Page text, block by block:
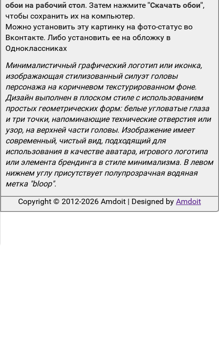
обои на рабочий стол. Затем нажмите "Скачать обои",
чтобы сохранить их на компьютер.
Можно установить эту картинку на фото-статус во
Вконтакте. Либо установить ее на обложку в
Одноклассниках
Минималистичный графический логотип или иконка,
изображающая стилизованный силуэт головы
персонажа на коричневом текстурированном фоне.
Дизайн выполнен в плоском стиле с использованием
простых геометрических форм: белые угловатые глаза
и три точки, напоминающие технические отверстия или
узор, на верхней части головы. Изображение имеет
современный, чистый вид, подходящий для
использования в качестве аватара, игрового логотипа
или элемента брендинга в стиле минимализма. В левом
нижнем углу присутствует полупрозрачная водяная
метка "bloop".
Copyright © 2012-2026 Amdoit | Designed by Amdoit